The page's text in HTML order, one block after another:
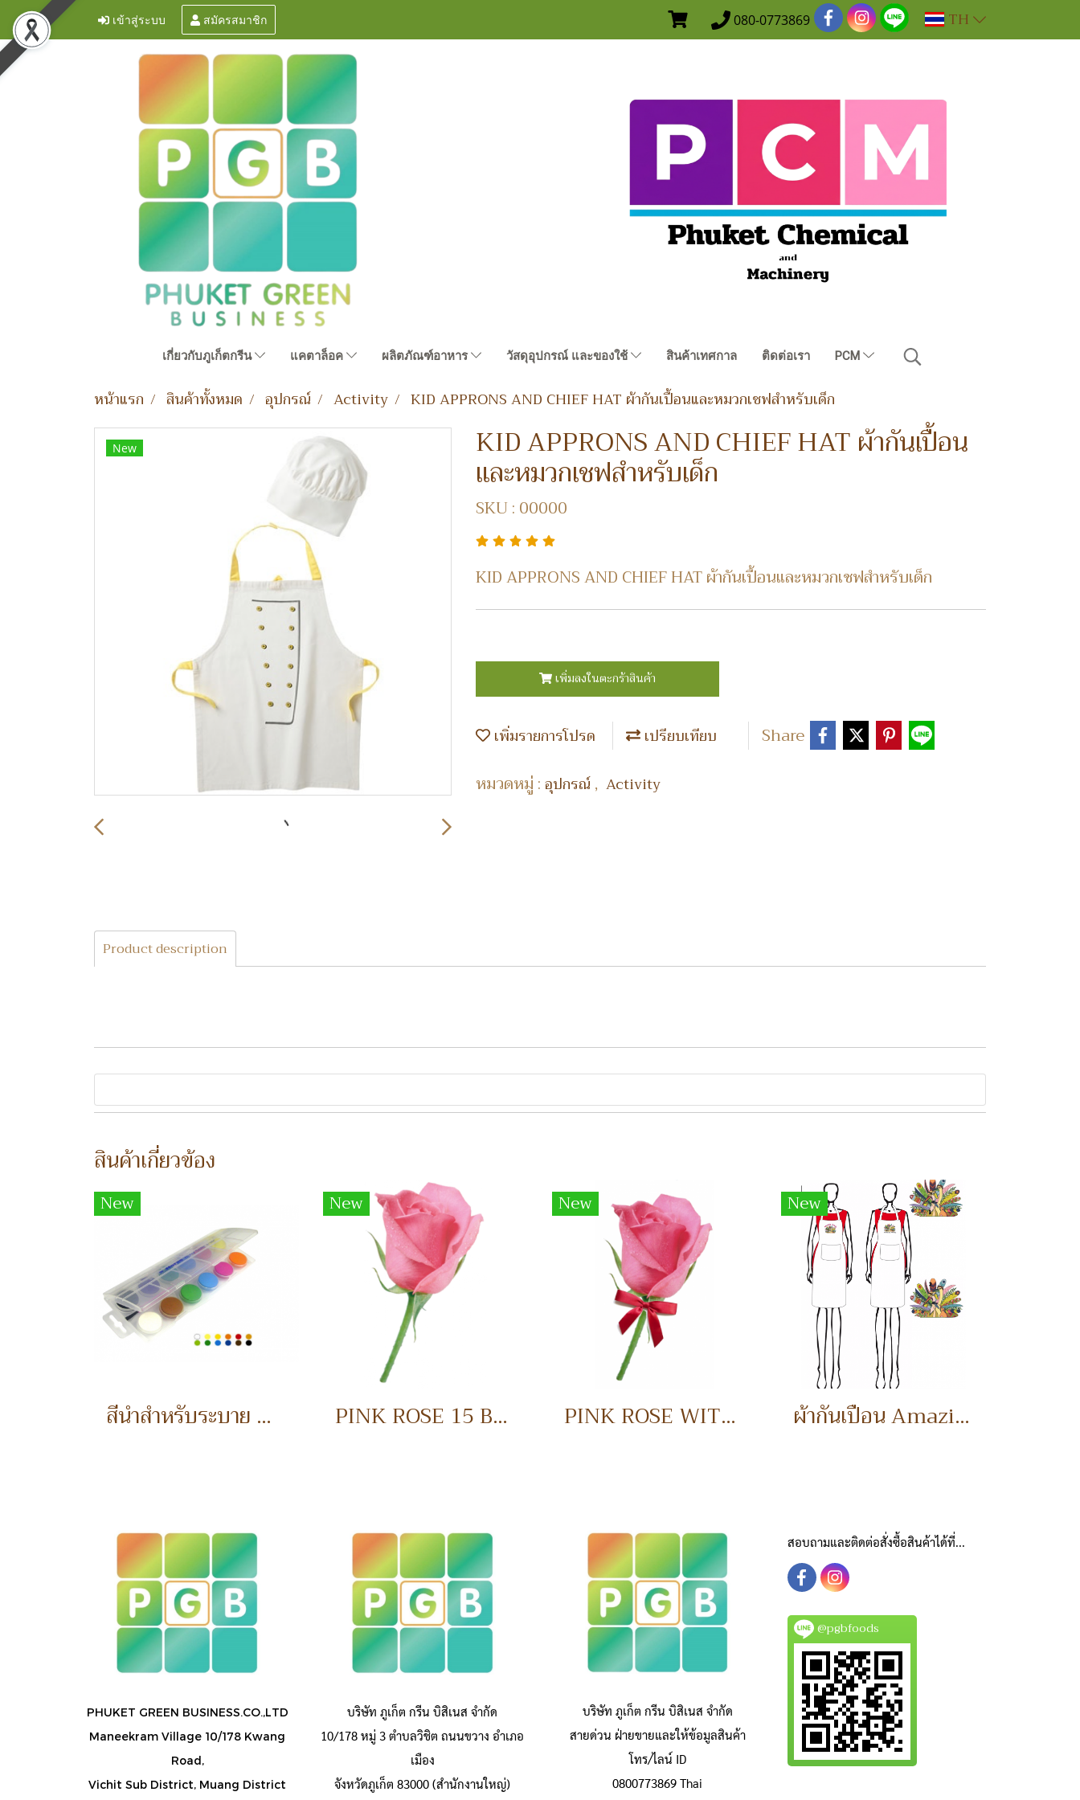
เข้าสู่ระบบ สมัครสมาชิก 080-0773869 TH
เกี่ยวกับภูเก็ตกรีน แคตาล็อค ผลิตภัณฑ์อาหาร วัสดุอุปกรณ์ และของใช้ สินค้าเทศกาล ติดต่อเรา PCM
หน้าแรก สินค้าทั้งหมด อุปกรณ์ Activity KID APPRONS AND CHIEF HAT ผ้ากันเปื้อนและหมวกเชฟสำหรับเด็ก
New KID APPRONS AND CHIEF HAT ผ้ากันเปื้อน
และหมวกเชฟสำหรับเด็ก
SKU : 00000
KID APPRONS AND CHIEF HAT ผ้ากันเปื้อนและหมวกเชฟสำหรับเด็ก
เพิ่มลงในตะกร้าสินค้า
เพิ่มรายการโปรด เปรียบเทียบ
Share
หมวดหมู่ :อุปกรณ์, Activity
Product description
สินค้าเกี่ยวข้อง
New
สีน้ำสำหรับระบาย water color
New
PINK ROSE 15 BAHT ดอกกุหราบ
New
PINK ROSE WITH RIBBON 20 BAHT ดอกกุหราบพร้อมริบบิ้น
New
ผ้ากันเปื้อน Amazing family!
PHUKET GREEN BUSINESS.CO.,LTD
Maneekram Village 10/178 Kwang
Road,
Vichit Sub District, Muang District
บริษัท ภูเก็ต กรีน บิสิเนส จำกัด
10/178 หมู่ 3 ตำบลวิชิต ถนนขวาง อำเภอ
เมือง
จังหวัดภูเก็ต 83000 (สำนักงานใหญ่)
บริษัท ภูเก็ต กรีน บิสิเนส จำกัด
สายด่วน ฝ่ายขายและให้ข้อมูลสินค้า
โทร/ไลน์ ID
0800773869 Thai
สอบถามและติดต่อสั่งซื้อสินค้าได้ที่...
@pgbfoods